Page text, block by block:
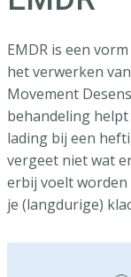
EMDR is een
het verwerken
Movement
behandeling
lading bij een
vergeet niet wat
erbij voelt
je (langdurige)